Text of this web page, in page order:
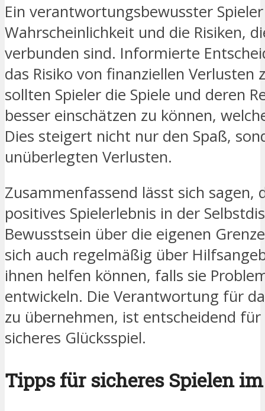
Ein verantwortungsbewusster
Wahrscheinlichkeit und die Risiken,
verbunden sind. Informierte
das Risiko von finanziellen
sollten Spieler die Spiele und deren
besser einschätzen zu können,
Dies steigert nicht nur den Spaß,
unüberlegten Verlusten.
Zusammenfassend lässt sich sagen,
positives Spielerlebnis in der
Bewusstsein über die eigenen
sich auch regelmäßig über
ihnen helfen können, falls sie
entwickeln. Die Verantwortung für
zu übernehmen, ist entscheidend
sicheres Glücksspiel.
Tipps für sicheres Spielen